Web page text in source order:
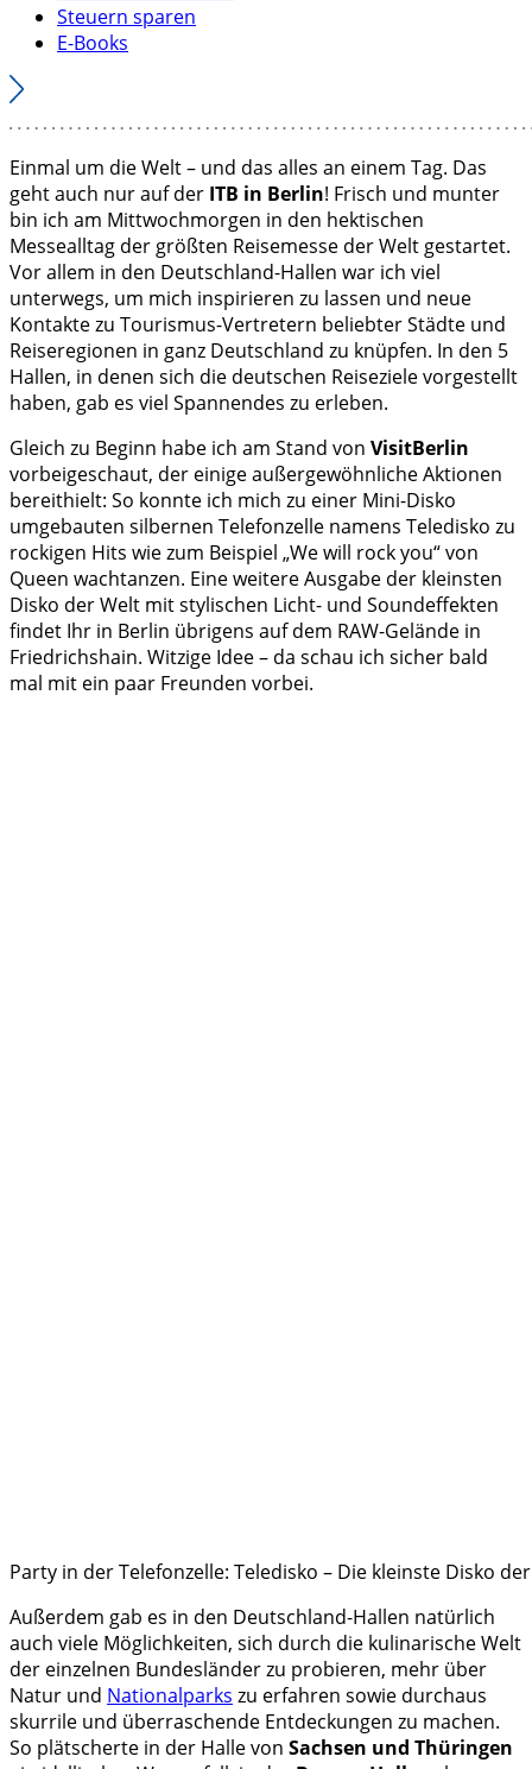
Steuern sparen
E-Books
Einmal um die Welt – und das alles an einem Tag. Das
geht auch nur auf der ITB in Berlin! Frisch und munter
bin ich am Mittwochmorgen in den hektischen
Messealltag der größten Reisemesse der Welt gestartet.
Vor allem in den Deutschland-Hallen war ich viel
unterwegs, um mich inspirieren zu lassen und neue
Kontakte zu Tourismus-Vertretern beliebter Städte und
Reiseregionen in ganz Deutschland zu knüpfen. In den 5
Hallen, in denen sich die deutschen Reiseziele vorgestellt
haben, gab es viel Spannendes zu erleben.
Gleich zu Beginn habe ich am Stand von VisitBerlin
vorbeigeschaut, der einige außergewöhnliche Aktionen
bereithielt: So konnte ich mich zu einer Mini-Disko
umgebauten silbernen Telefonzelle namens Teledisko zu
rockigen Hits wie zum Beispiel „We will rock you“ von
Queen wachtanzen. Eine weitere Ausgabe der kleinsten
Disko der Welt mit stylischen Licht- und Soundeffekten
findet Ihr in Berlin übrigens auf dem RAW-Gelände in
Friedrichshain. Witzige Idee – da schau ich sicher bald
mal mit ein paar Freunden vorbei.
Party in der Telefonzelle: Teledisko – Die kleinste Disko
Außerdem gab es in den Deutschland-Hallen natürlich
auch viele Möglichkeiten, sich durch die kulinarische Welt
der einzelnen Bundesländer zu probieren, mehr über
Natur und Nationalparks zu erfahren sowie durchaus
skurrile und überraschende Entdeckungen zu machen.
So plätscherte in der Halle von Sachsen und Thüringen